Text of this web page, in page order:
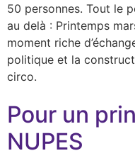
50 personnes. Tout le
au delà : Printemps
moment riche
politique et la
circo.
Pour un
NUPES